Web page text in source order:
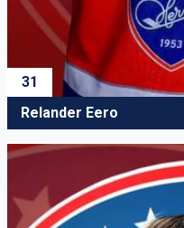
31
Relander Eero